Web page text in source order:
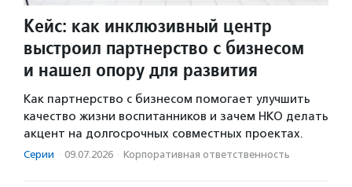
Кейс: как инклюзивный центр
выстроил партнерство с бизнесом
и нашел опору для развития
Как партнерство с бизнесом помогает улучшить
качество жизни воспитанников и зачем НКО делать
акцент на долгосрочных совместных проектах.
Серии · 09.07.2026 · Корпоративная ответственность